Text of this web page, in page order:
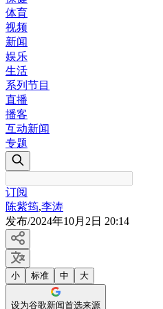
体育
视频
新闻
娱乐
生活
系列节目
直播
播客
互动新闻
专题
订阅
陈紫筠,李涛
发布/2024年10月2日 20:14
小 标准 中 大
设为谷歌新闻首选来源